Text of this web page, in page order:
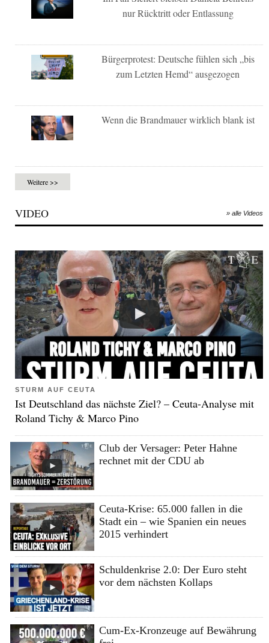
nur Rücktritt oder Entlassung
Bürgerprotest: Deutsche fühlen sich „bis
zum Letzten Hemd“ ausgezogen
Wenn die Brandmauer wirklich blank ist
Weitere >>
VIDEO » alle Videos
STURM AUF CEUTA
Ist Deutschland das nächste Ziel? – Ceuta-Analyse mit
Roland Tichy & Marco Pino
Club der Versager: Peter Hahne
rechnet mit der CDU ab
Ceuta-Krise: 65.000 fallen in die
Stadt ein – wie Spanien ein neues
2015 verhindert
Schuldenkrise 2.0: Der Euro steht
vor dem nächsten Kollaps
Cum-Ex-Kronzeuge auf Bewährung